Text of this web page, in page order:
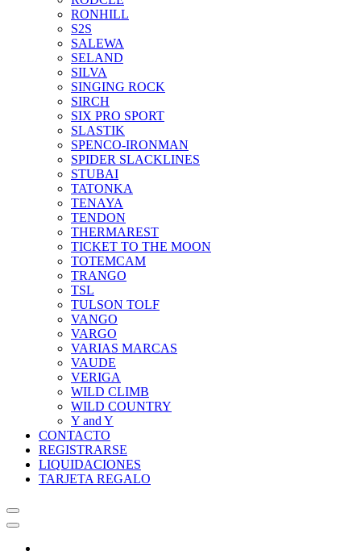
RONHILL
S2S
SALEWA
SELAND
SILVA
SINGING ROCK
SIRCH
SIX PRO SPORT
SLASTIK
SPENCO-IRONMAN
SPIDER SLACKLINES
STUBAI
TATONKA
TENAYA
TENDON
THERMAREST
TICKET TO THE MOON
TOTEMCAM
TRANGO
TSL
TULSON TOLF
VANGO
VARGO
VARIAS MARCAS
VAUDE
VERIGA
WILD CLIMB
WILD COUNTRY
Y and Y
CONTACTO
REGISTRARSE
LIQUIDACIONES
TARJETA REGALO